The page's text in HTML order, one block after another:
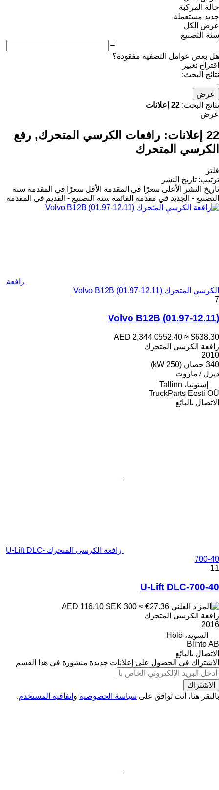
حالة المركبة
جديد مستعملة
عرض الكل
سنة التصنيع
–
هل بعض عوامل التصفية مفقودة؟
اقتراح تغيير
نتائج البحث:
-
عرض
نتائج البحث: 22 إعلانات
عرض
22 إعلانات:
رافعات الكرسي المتحرك, رفع
الكرسي المتحرك
فلتر
ترتيب: تاريخ النشر
تاريخ النشر
الأعلى سعرًا في المقدمة الأقل سعرًا في المقدمة سنة
التصنيع - الجديد في مقدمة القائمة سنة التصنيع - القديم في المقدمة
رافعة
الكرسي المتحرك Volvo B12B (01.97-12.11)
7
Volvo B12B (01.97-12.11)
AED 2,344 €552.40 ≈ $638.30
رافعة الكرسي المتحرك
2010
340 حصان (250 kW)
ديزل / مازوت
إستونيا، Tallinn
TruckParts Eesti OÜ
الاتصال بالبائع
رافعة الكرسي المتحرك U-Lift DLC-
700-40
11
U-Lift DLC-700-40
SEK 300 ≈ €27.36
رافعة الكرسي المتحرك
2016
السويد، Hölö
Blinto AB
الاتصال بالبائع
الاشتراك في الحصول على إعلانات جديدة منشورة في هذا القسم
الاشتراك
بالنقر هنا، أنت توافق على سياسة الخصوصية و اتفاقية المستخدم.